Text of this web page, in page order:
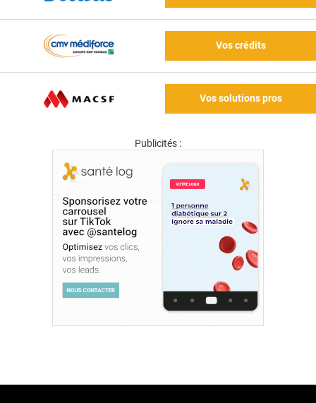
Vos crédits
Vos solutions pros
Publicités :